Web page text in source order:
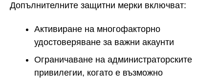
Допълнителните защитни мерки включват:
Активиране на многофакторно
удостоверяване за важни акаунти
Ограничаване на администраторските
привилегии, когато е възможно